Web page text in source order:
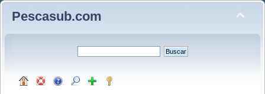
Pescasub.com